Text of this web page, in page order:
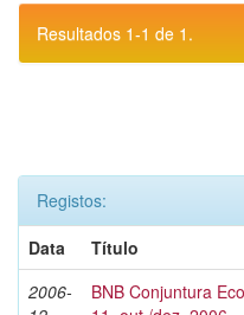
Resultados 1-1 de 1.
Registos:
Data
Título
2006-
BNB Conjuntura